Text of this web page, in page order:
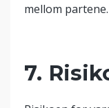
mellom partene.
7.